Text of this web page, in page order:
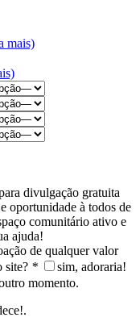
mais)
divulgação gratuita
oportunidade à todos de
comunitário ativo e
ajuda!
de qualquer valor
site? *
sim, adoraria!
momento.